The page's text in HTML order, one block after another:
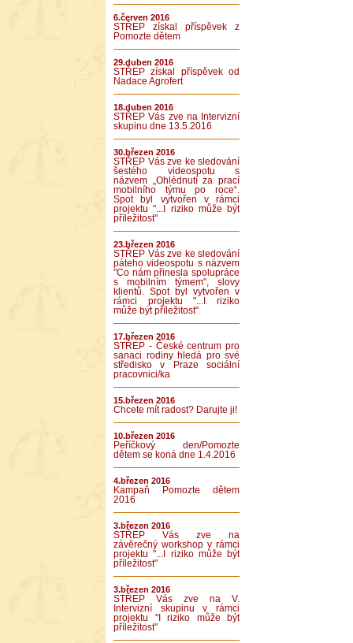
6.červen 2016
STŘEP získal příspěvek z
Pomozte dětem
29.duben 2016
STŘEP získal příspěvek od
Nadace Agrofert
18.duben 2016
STŘEP Vás zve na Intervizní
skupinu dne 13.5.2016
30.březen 2016
STŘEP Vás zve ke sledování
šestého videospotu s
názvem „Ohlédnutí za prací
mobilního týmu po roce“.
Spot byl vytvořen v rámci
projektu "...I riziko může být
příležitost"
23.březen 2016
STŘEP Vás zve ke sledování
páteho videospotu s názvem
"Co nám přinesla spolupráce
s mobilním týmem", slovy
klientů. Spot byl vytvořen v
rámci projektu "...I riziko
může být příležitost"
17.březen 2016
STŘEP - České centrum pro
sanaci rodiny hledá pro své
středisko v Praze sociální
pracovnici/ka
15.březen 2016
Chcete mít radost? Darujte ji!
10.březen 2016
Peříčkový den/Pomozte
dětem se koná dne 1.4.2016
4.březen 2016
Kampaň Pomozte dětem
2016
3.březen 2016
STŘEP Vás zve na
závěrečný workshop v rámci
projektu "...I riziko může být
příležitost"
3.březen 2016
STŘEP Vás zve na V.
Intervizní skupinu v rámci
projektu "I riziko může být
příležitost"